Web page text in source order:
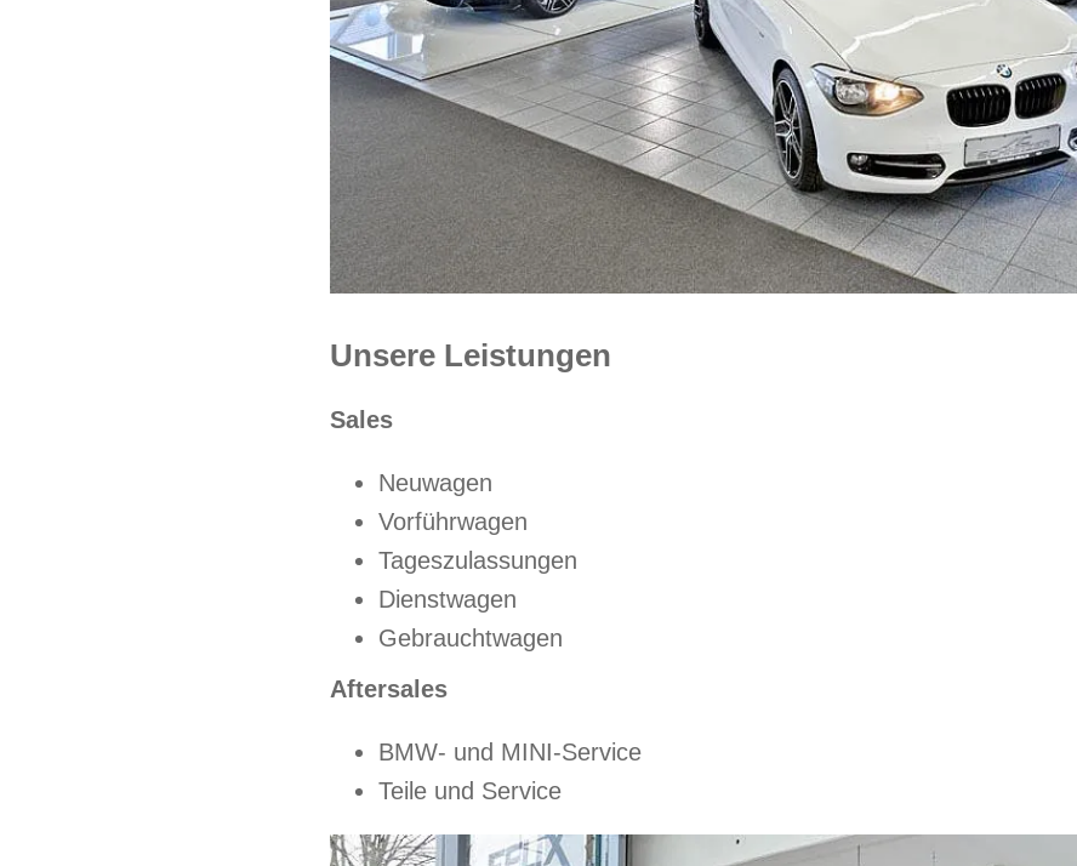
Unsere Leistungen
Sales
Neuwagen
Vorführwagen
Tageszulassungen
Dienstwagen
Gebrauchtwagen
Aftersales
BMW- und MINI-Service
Teile und Service